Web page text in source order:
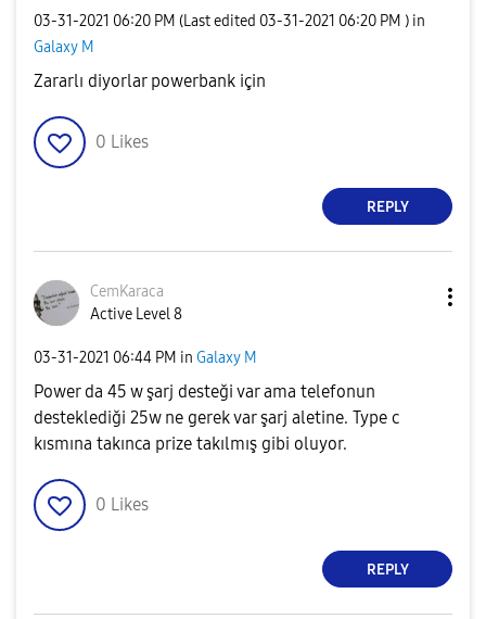
‎03-31-2021 06:20 PM (Last edited ‎03-31-2021 06:20 PM ) in
Galaxy M
Zararlı diyorlar powerbank için
0 Likes
REPLY
CemKaraca
Active Level 8
‎03-31-2021 06:44 PM in Galaxy M
Power da 45 w şarj desteği var ama telefonun
desteklediği 25w ne gerek var şarj aletine. Type c
kısmına takınca prize takılmış gibi oluyor.
0 Likes
REPLY